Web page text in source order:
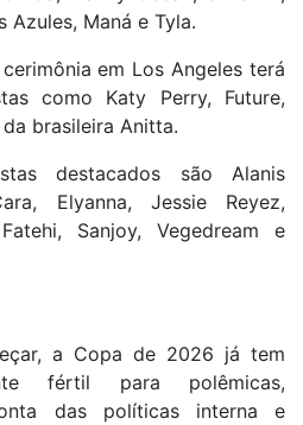
Azules, Maná e Tyla.
em Los Angeles terá
como Katy Perry, Future,
da brasileira Anitta.
destacados são Alanis
Elyanna, Jessie Reyez,
Sanjoy, Vegedream e
a Copa de 2026 já tem
fértil para polêmicas,
das políticas interna e